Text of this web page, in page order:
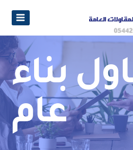
بناء
عام